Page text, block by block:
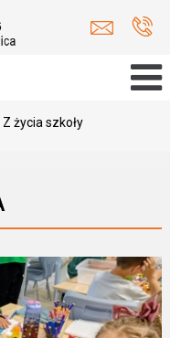
Z życia szkoły